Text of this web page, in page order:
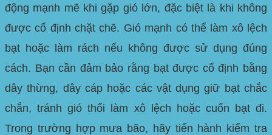
động mạnh mẽ khi gặp gió lớn, đặc biệt là khi không
được cố định chặt chẽ. Gió mạnh có thể làm xô lệch
bạt hoặc làm rách nếu không được sử dụng đúng
cách. Bạn cần đảm bảo rằng bạt được cố định bằng
dây thừng, dây cáp hoặc các vật dụng giữ bạt chắc
chắn, tránh gió thổi làm xô lệch hoặc cuốn bạt đi.
Trong trường hợp mưa bão, hãy tiến hành kiểm tra